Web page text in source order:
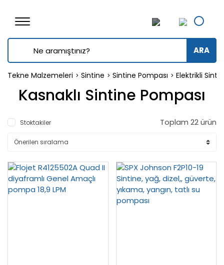
ARA
Tekne Malzemeleri Sintine Sintine Pompası Elektrikli
Kasnaklı Sintine Pompası
Stoktakiler Toplam 22 ürün